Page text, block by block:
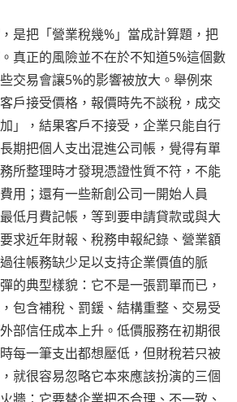
是把「營業稅幾%」當成計算題，把
真正的風險並不在於不知道5%這個數
交易會讓5%的影響被放大。舉例來
戶接受價格，報價時先不談稅，成交
」，結果客戶不接受，企業只能自行
期把個人支出混進公司帳，覺得有單
所整理時才發現憑證性質不符，不能
用；還有一些新創公司一開始人員
低月費記帳，等到要申請貸款或與大
求近年財報、稅務申報紀錄、營業額
往帳務缺少足以支持企業價值的脈
的典型樣貌：它不是一張罰單而已，
包含補稅、罰鍰、結構重整、交易受
部信任成本上升。低價服務在初期很
每一筆支出都想壓低，但財稅若只被
就很容易忽略它本來應該扮演的三個